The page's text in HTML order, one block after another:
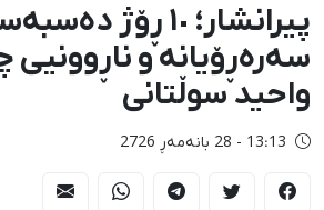
پیرانشار؛ ١٠ ڕۆژ
سەرەڕۆیانە و ناڕوونیی
واحید سوڵتانی
13:13 - 28 بانەمەڕ 2726